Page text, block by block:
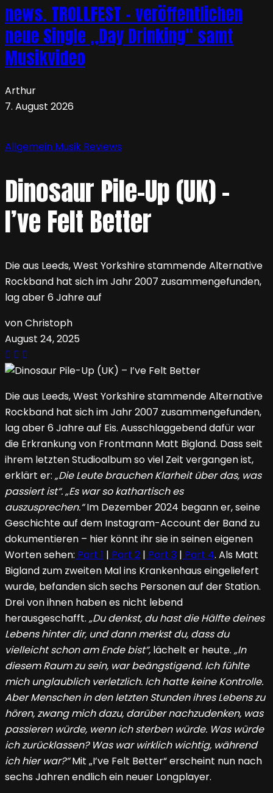
news. TROLLFEST – veröffentlichen
neue Single „Day Drinking“ samt
Musikvideo
Arthur
7. August 2026
Allgemein Musik Reviews
Dinosaur Pile-Up (UK) –
I’ve Felt Better
Die aus Leeds, West Yorkshire stammende Alternative
Rockband hat sich im Jahr 2007 zusammengefunden,
lag aber 6 Jahre auf
von Christoph
August 24, 2025
Die aus Leeds, West Yorkshire stammende Alternative
Rockband hat sich im Jahr 2007 zusammengefunden,
lag aber 6 Jahre auf Eis. Ausschlaggebend dafür war
die Erkrankung von Frontmann Matt Bigland. Dass seit
ihrem letzten Studioalbum so viel Zeit vergangen ist,
erklärt er: „Die Leute brauchen Klarheit über das, was
passiert ist“. „Es war so kathartisch es
auszusprechen.“Im Dezember 2024 begann er, seine
Geschichte auf dem Instagram-Account der Band zu
dokumentieren – hier könnt ihr sie in seinen eigenen
Worten sehen: Part 1 | Part 2 | Part 3 | Part 4. Als Matt
Bigland zum zweiten Mal ins Krankenhaus eingeliefert
wurde, befanden sich sechs Personen auf der Station.
Drei von ihnen haben es nicht lebend
herausgeschafft. „Du denkst, du hast die Hälfte deines
Lebens hinter dir, und dann merkst du, dass du
vielleicht schon am Ende bist“, lächelt er heute. „In
diesem Raum zu sein, war beängstigend. Ich fühlte
mich unglaublich verletzlich. Ich hatte keine Kontrolle.
Aber Menschen in den letzten Stunden ihres Lebens zu
hören, zwang mich dazu, darüber nachzudenken, was
passieren würde, wenn ich sterben würde. Was würde
ich zurücklassen? Was war wirklich wichtig, während
ich hier war?“Mit „I’ve Felt Better“ erscheint nun nach
sechs Jahren endlich ein neuer Longplayer.